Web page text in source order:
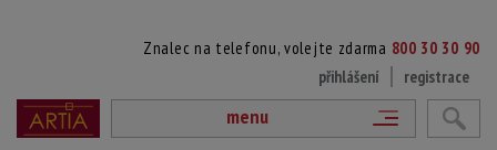
Znalec na telefonu, volejte zdarma 800 30 30 90
přihlášení
registrace
menu